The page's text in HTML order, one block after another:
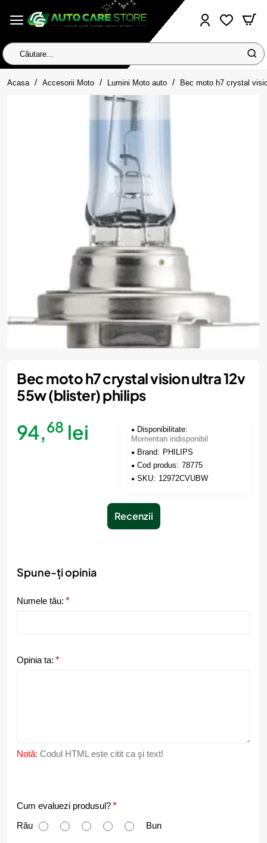
Căutare...
Acasa homeAccesorii Moto Lumini Moto auto Bec moto h7 crystal
Momentan indisponibil
Bec moto h7 crystal vision ultra 12v
55w (blister) philips
94,68 lei
Disponibilitate:
Momentan indisponibil
Brand: PHILIPS
Cod produs: 78775
SKU: 12972CVUBW
Recenzii
Spune-ți opinia
Numele tău:
Opinia ta:
Notă: Codul HTML este citit ca şi text!
C
u
Cum evaluezi produsul?
Rău
Bun